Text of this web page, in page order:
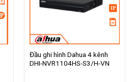
Đầu ghi hình Dahua 4 kênh
DHI-NVR1104HS-S3/H-VN